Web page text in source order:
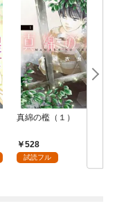
真綿の檻（１）
528
試読フル